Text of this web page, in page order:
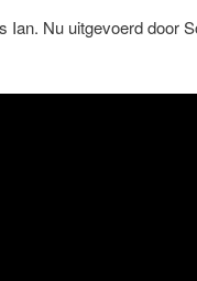
Ian. Nu uitgevoerd door